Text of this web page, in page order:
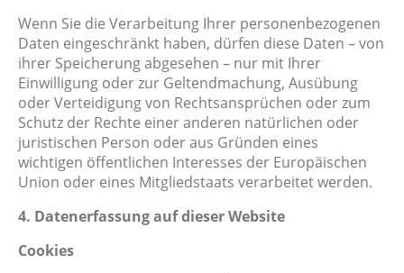
Wenn Sie die Verarbeitung Ihrer personenbezogenen
Daten eingeschränkt haben, dürfen diese Daten – von
ihrer Speicherung abgesehen – nur mit Ihrer
Einwilligung oder zur Geltendmachung, Ausübung
oder Verteidigung von Rechtsansprüchen oder zum
Schutz der Rechte einer anderen natürlichen oder
juristischen Person oder aus Gründen eines
wichtigen öffentlichen Interesses der Europäischen
Union oder eines Mitgliedstaats verarbeitet werden.
4. Datenerfassung auf dieser Website
Cookies